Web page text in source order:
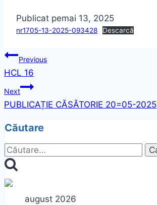
Publicat pemai 13, 2025
nr1705-13-2025-093428 Descarcă
Navigare
în
articole
Previous
HCL 16
Next
PUBLICAȚIE CĂSĂTORIE 20=05-2025
Căutare
Caută
după:
august 2026